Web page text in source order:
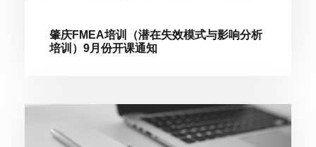
肇庆FMEA培训（潜在失效模式与影响分析
培训）9月份开课通知